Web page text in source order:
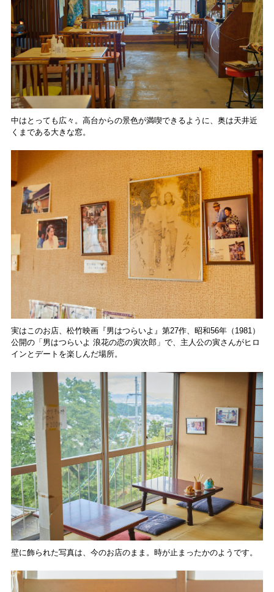
中はとっても広々。高台からの景色が満喫できるように、奥は天井近
くまである大きな窓。
実はこのお店、松竹映画『男はつらいよ』第27作、昭和56年（1981）
公開の「男はつらいよ 浪花の恋の寅次郎」で、主人公の寅さんがヒロ
インとデートを楽しんだ場所。
壁に飾られた写真は、今のお店のまま。時が止まったかのようです。